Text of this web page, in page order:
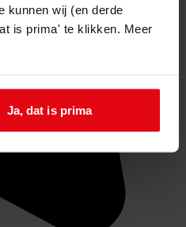
kunnen wij (en derde
is prima' te klikken. Meer
Ja, dat is prima